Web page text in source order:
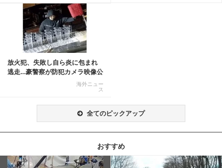
放火犯、失敗し自ら炎に包まれ
逃走…豪警察が防犯カメラ映像公
海外ニュー
ス
全てのピックアップ
おすすめ
記事を読む